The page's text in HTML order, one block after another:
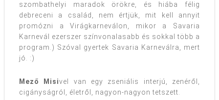
szombathelyi maradok örökre, és hiába félig
debreceni a család, nem értjük, mit kell annyit
promózni a Virágkarneválon, mikor a Savaria
Karnevál ezerszer színvonalasabb és sokkal több a
program.) Szóval gyertek Savaria Karneválra, mert
jó. :)
Mező Misivel van egy zseniális interjú, zenéről,
cigányságról, életről, nagyon-nagyon tetszett.